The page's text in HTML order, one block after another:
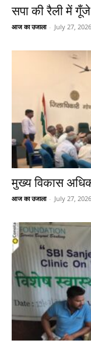
सपा की रैली में
आज का उजाला - July 27, 2026
मुख्य विकास
आज का उजाला - July 27, 2026